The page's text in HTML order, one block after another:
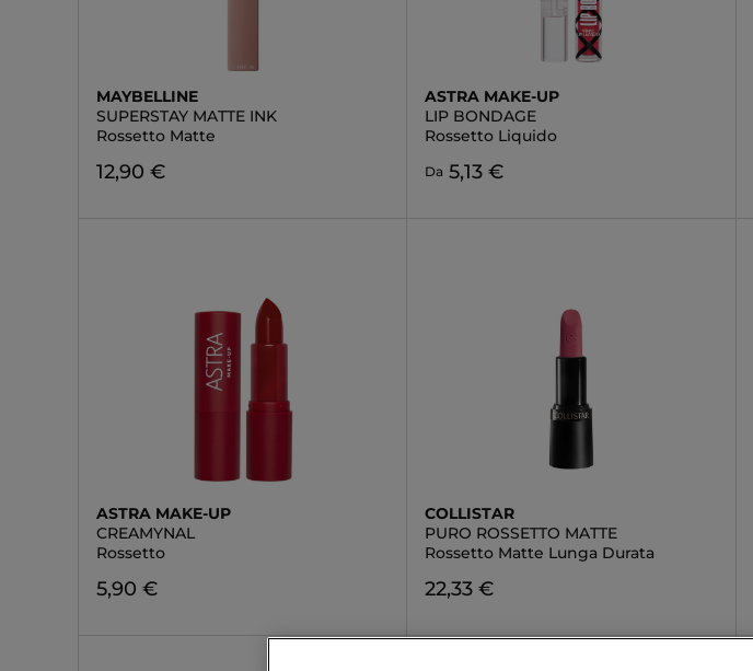
MAYBELLINE
SUPERSTAY MATTE INK
Rossetto Matte
12,90 €
ASTRA MAKE-UP
LIP BONDAGE
Rossetto Liquido
Da 5,13 €
ASTRA MAKE-UP
CREAMYNAL
Rossetto
5,90 €
COLLISTAR
PURO ROSSETTO MATTE
Rossetto Matte Lunga Durata
22,33 €